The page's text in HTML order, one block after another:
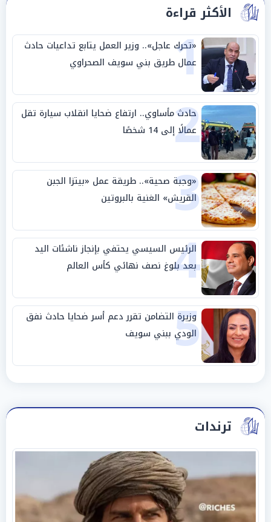
الأكثر قراءة
1
«تحرك عاجل».. وزير العمل يتابع تداعيات حادث
عمال طريق بني سويف الصحراوي
2
حادث مأساوي.. ارتفاع ضحايا انقلاب سيارة تقل
عمالًا إلى 14 شخصًا
3
«وجبة صحية».. طريقة عمل «بيتزا الجبن
القريش» الغنية بالبروتين
4
الرئيس السيسي يحتفي بإنجاز ناشئات اليد
بعد بلوغ نصف نهائي كأس العالم
5
وزيرة التضامن تقرر دعم أسر ضحايا حادث نفق
الودي ببني سويف
ترندات